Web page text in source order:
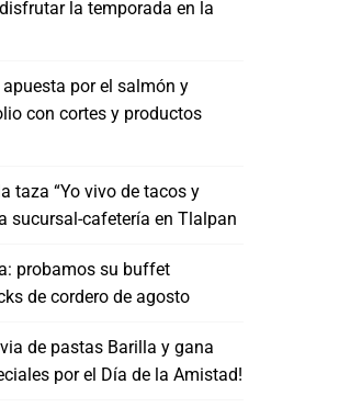
la temporada en la
por el salmón y
con cortes y productos
taza “Yo vivo de tacos y
sucursal-cafetería en Tlalpan
probamos su buffet
de cordero de agosto
de pastas Barilla y gana
por el Día de la Amistad!